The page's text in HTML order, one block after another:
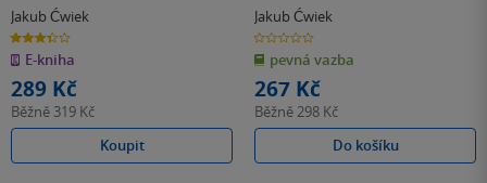
Jakub Ćwiek
3.4
z
5
hvězdiček
E-kniha
289 Kč
Běžně 319 Kč
Koupit
Jakub Ćwiek
0.0
z
5
hvězdiček
pevná vazba
267 Kč
Běžně 298 Kč
Do košíku